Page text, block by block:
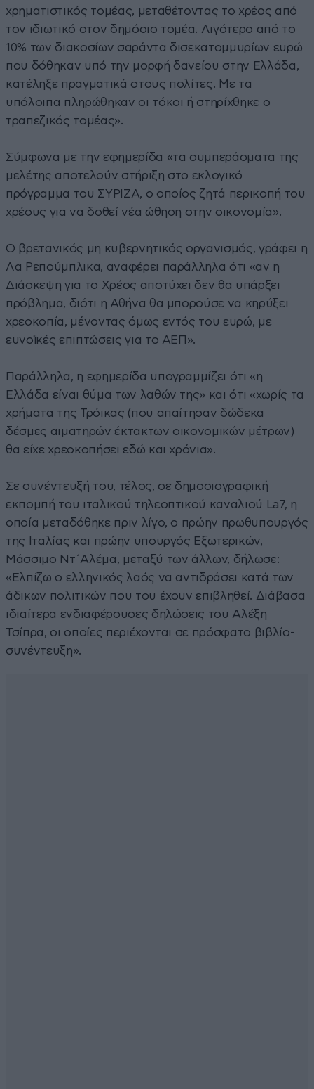
χρηματιστικός τομέας, μεταθέτοντας το χρέος από
τον ιδιωτικό στον δημόσιο τομέα. Λιγότερο από το
10% των διακοσίων σαράντα δισεκατομμυρίων ευρώ
που δόθηκαν υπό την μορφή δανείου στην Ελλάδα,
κατέληξε πραγματικά στους πολίτες. Με τα
υπόλοιπα πληρώθηκαν οι τόκοι ή στηρίχθηκε ο
τραπεζικός τομέας».
Σύμφωνα με την εφημερίδα «τα συμπεράσματα της
μελέτης αποτελούν στήριξη στο εκλογικό
πρόγραμμα του ΣΥΡΙΖΑ, ο οποίος ζητά περικοπή του
χρέους για να δοθεί νέα ώθηση στην οικονομία».
Ο βρετανικός μη κυβερνητικός οργανισμός, γράφει η
Λα Ρεπούμπλικα, αναφέρει παράλληλα ότι «αν η
Διάσκεψη για το Χρέος αποτύχει δεν θα υπάρξει
πρόβλημα, διότι η Αθήνα θα μπορούσε να κηρύξει
χρεοκοπία, μένοντας όμως εντός του ευρώ, με
ευνοϊκές επιπτώσεις για το ΑΕΠ».
Παράλληλα, η εφημερίδα υπογραμμίζει ότι «η
Ελλάδα είναι θύμα των λαθών της» και ότι «χωρίς τα
χρήματα της Τρόικας (που απαίτησαν δώδεκα
δέσμες αιματηρών έκτακτων οικονομικών μέτρων)
θα είχε χρεοκοπήσει εδώ και χρόνια».
Σε συνέντευξή του, τέλος, σε δημοσιογραφική
εκπομπή του ιταλικού τηλεοπτικού καναλιού La7, η
οποία μεταδόθηκε πριν λίγο, ο πρώην πρωθυπουργός
της Ιταλίας και πρώην υπουργός Εξωτερικών,
Μάσσιμο Ντ΄Αλέμα, μεταξύ των άλλων, δήλωσε:
«Ελπίζω ο ελληνικός λαός να αντιδράσει κατά των
άδικων πολιτικών που του έχουν επιβληθεί. Διάβασα
ιδιαίτερα ενδιαφέρουσες δηλώσεις του Αλέξη
Τσίπρα, οι οποίες περιέχονται σε πρόσφατο βιβλίο-
συνέντευξη».